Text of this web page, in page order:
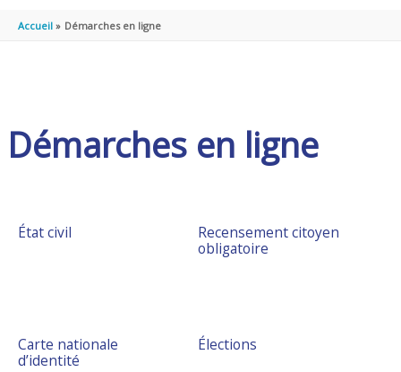
Accueil Démarches en ligne
Démarches en ligne
État civil
Recensement citoyen
obligatoire
Carte nationale
d’identité
Élections